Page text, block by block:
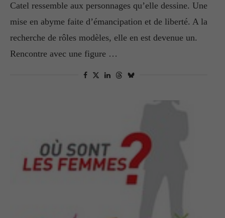
Catel ressemble aux personnages qu’elle dessine. Une
mise en abyme faite d’émancipation et de liberté. A la
recherche de rôles modèles, elle en est devenue un.
Rencontre avec une figure …